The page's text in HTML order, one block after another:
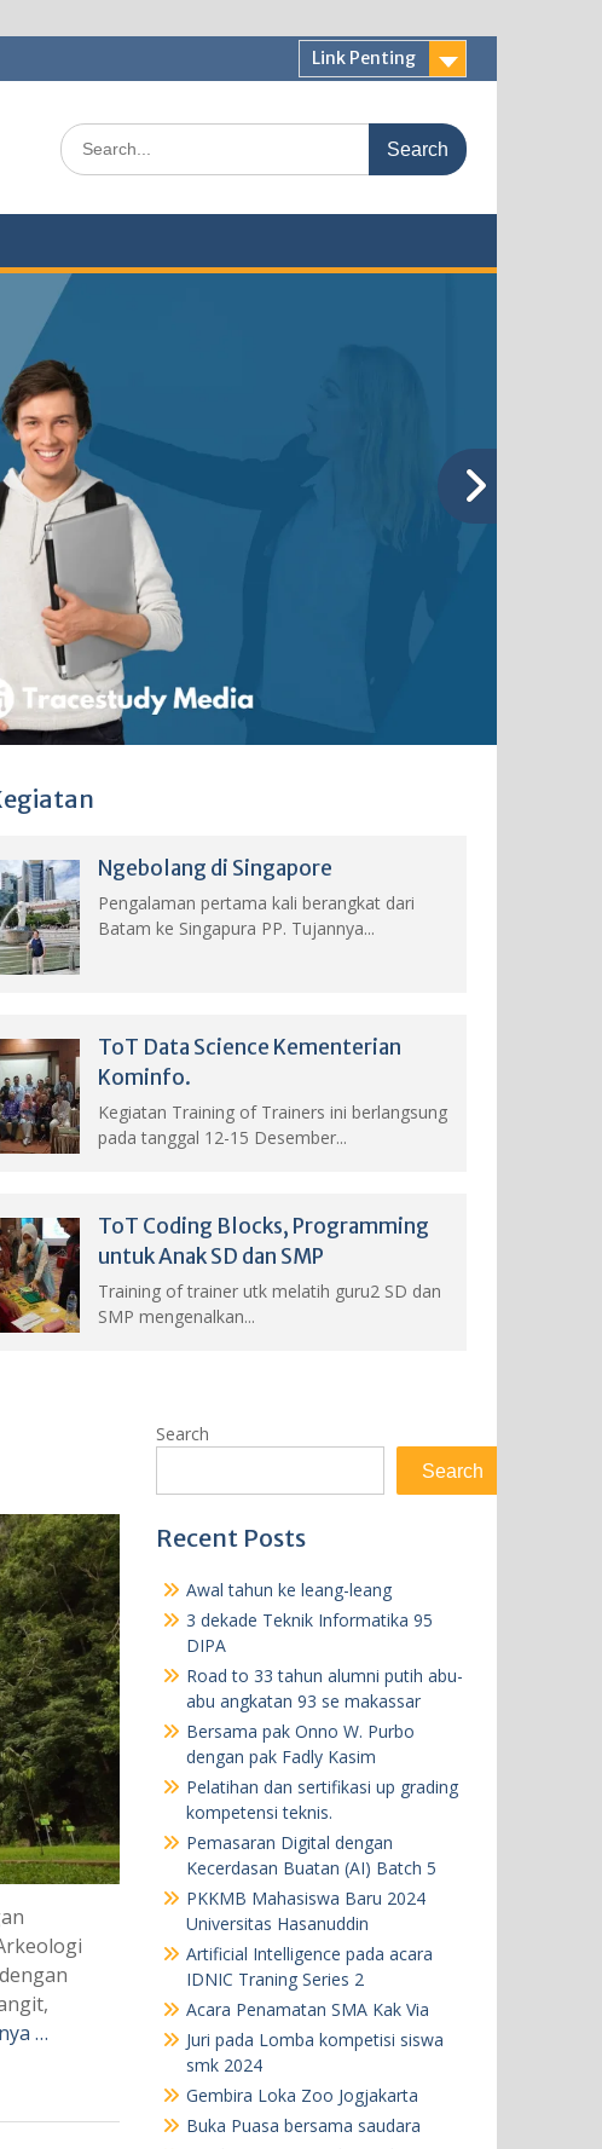
Link Penting
Search
for:
Ngebolang di Singapore
Pengalaman pertama kali berangkat dari
Batam ke Singapura PP. Tujannya...
ToT Data Science Kementerian
Kominfo.
Kegiatan Training of Trainers ini berlangsung
pada tanggal 12-15 Desember...
ToT Coding Blocks, Programming
untuk Anak SD dan SMP
Training of trainer utk melatih guru2 SD dan
SMP mengenalkan...
…
Search
Search
Recent Posts
Awal tahun ke leang-leang
3 dekade Teknik Informatika 95
DIPA
Road to 33 tahun alumni putih abu-
abu angkatan 93 se makassar
Bersama pak Onno W. Purbo
dengan pak Fadly Kasim
Pelatihan dan sertifikasi up grading
kompetensi teknis.
Pemasaran Digital dengan
Kecerdasan Buatan (AI) Batch 5
PKKMB Mahasiswa Baru 2024
Universitas Hasanuddin
Artificial Intelligence pada acara
IDNIC Traning Series 2
Acara Penamatan SMA Kak Via
Juri pada Lomba kompetisi siswa
smk 2024
Gembira Loka Zoo Jogjakarta
Buka Puasa bersama saudara